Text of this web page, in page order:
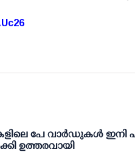
പേ വാര്‍ഡുകള്‍ ഇനി
ഉത്തരവായി